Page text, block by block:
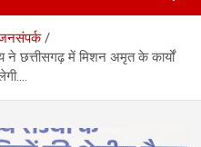
ने छत्तीसगढ़ में मिशन अमृत के कार्यों